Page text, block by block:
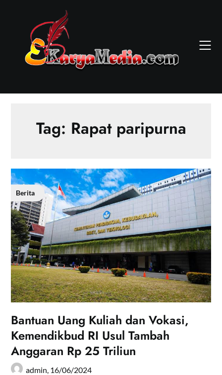
Tag: Rapat paripurna
Berita
Bantuan Uang Kuliah dan Vokasi,
Kemendikbud RI Usul Tambah
Anggaran Rp 25 Triliun
admin, 16/06/2024